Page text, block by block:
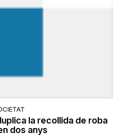
la recollida de roba
dos anys